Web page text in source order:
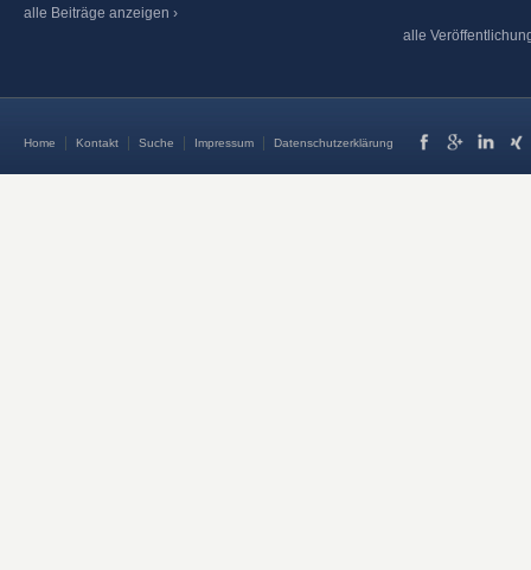
alle Beiträge anzeigen ›
alle
Home Kontakt Suche Impressum Datenschutzerklärung